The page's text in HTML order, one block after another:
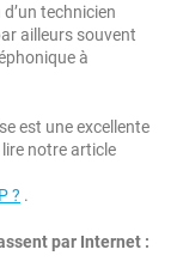
technicien
ailleurs souvent
à
est une excellente
notre article
? .
par Internet :